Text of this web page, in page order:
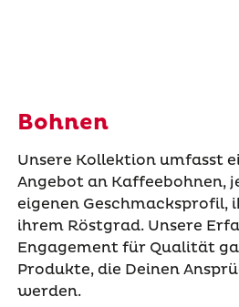
Bohnen
Unsere Kollektion umfasst
Angebot an Kaffeebohnen,
eigenen Geschmacksprofil,
ihrem Röstgrad. Unsere
Engagement für Qualität
Produkte, die Deinen
werden.